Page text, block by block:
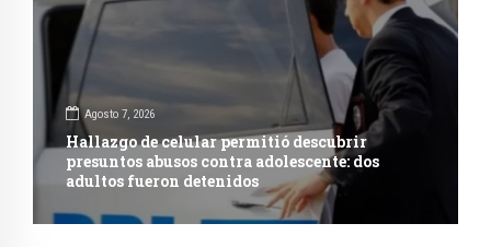
Agosto 7, 2026
Hallazgo de celular permitió descubrir
presuntos abusos contra adolescente: dos
adultos fueron detenidos